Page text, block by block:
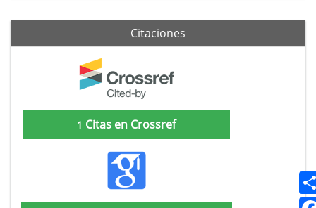
Citaciones
1 Citas en Crossref